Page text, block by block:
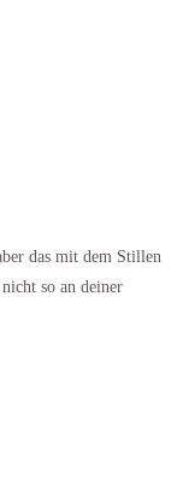
das mit dem Stillen
so an deiner